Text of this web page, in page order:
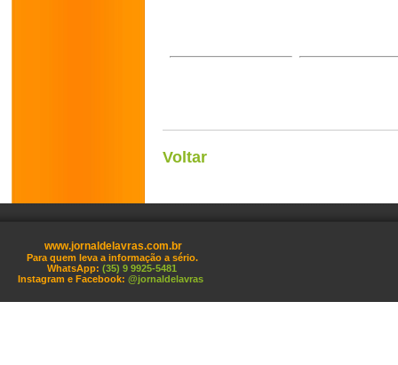
Voltar
www.jornaldelavras.com.br
Para quem leva a informação a sério.
WhatsApp: (35) 9 9925-5481
Instagram e Facebook: @jornaldelavras